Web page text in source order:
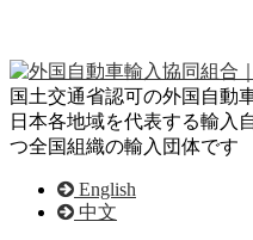
国土交通省認可の外国自動
日本各地域を代表する輸入
つ全国組織の輸入団体です
English
中文